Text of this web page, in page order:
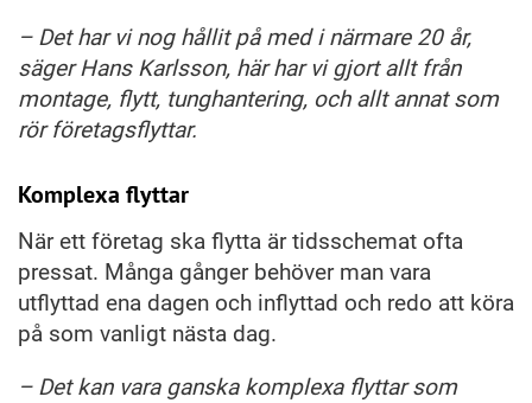
– Det har vi nog hållit på med i närmare 20 år,
säger Hans Karlsson, här har vi gjort allt från
montage, flytt, tunghantering, och allt annat som
rör företagsflyttar.
Komplexa flyttar
När ett företag ska flytta är tidsschemat ofta
pressat. Många gånger behöver man vara
utflyttad ena dagen och inflyttad och redo att köra
på som vanligt nästa dag.
– Det kan vara ganska komplexa flyttar som